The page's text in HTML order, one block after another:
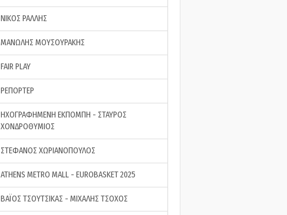
ΝΙΚΟΣ ΡΑΛΛΗΣ
ΜΑΝΩΛΗΣ ΜΟΥΣΟΥΡΑΚΗΣ
FAIR PLAY
ΡΕΠΟΡΤΕΡ
ΗΧΟΓΡΑΦΗΜΕΝΗ ΕΚΠΟΜΠΗ - ΣΤΑΥΡΟΣ
ΧΟΝΔΡΟΘΥΜΙΟΣ
ΣΤΕΦΑΝΟΣ ΧΩΡΙΑΝΟΠΟΥΛΟΣ
ATHENS METRO MALL - EUROBASKET 2025
ΒΑΪΟΣ ΤΣΟΥΤΣΙΚΑΣ - ΜΙΧΑΛΗΣ ΤΣΟΧΟΣ